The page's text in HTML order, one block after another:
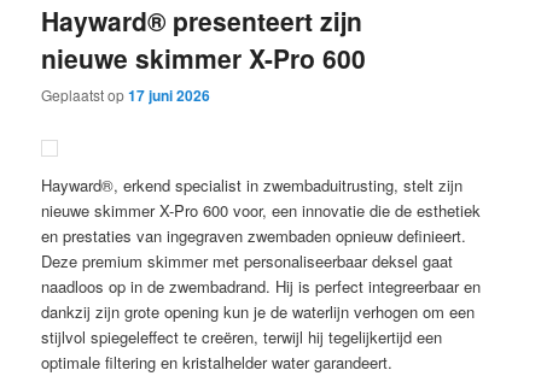
Hayward® presenteert zijn
nieuwe skimmer X-Pro 600
Geplaatst op17 juni 2026
Hayward®, erkend specialist in zwembaduitrusting, stelt zijn
nieuwe skimmer X-Pro 600 voor, een innovatie die de esthetiek
en prestaties van ingegraven zwembaden opnieuw definieert.
Deze premium skimmer met personaliseerbaar deksel gaat
naadloos op in de zwembadrand. Hij is perfect integreerbaar en
dankzij zijn grote opening kun je de waterlijn verhogen om een
stijlvol spiegeleffect te creëren, terwijl hij tegelijkertijd een
optimale filtering en kristalhelder water garandeert.